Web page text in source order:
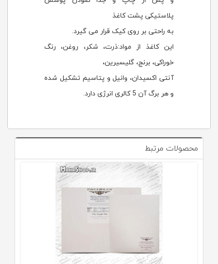
پلاستیکی پشت کاغذ
به راحتی بر روی کیک قرار می گیرد.
این کاغذ از مواد:ذرت، شکر، روغن، رنگ
خوراکی، برنج، گلیسیرین،
آنتی اکسیدان، وانیل و پتاسیم تشکیل شده
و هر برگ آن 5 کالری انرژی دارد.
محصولات مرتبط